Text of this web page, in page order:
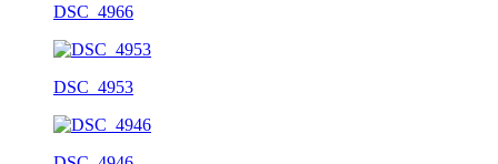
DSC_4966
DSC_4953